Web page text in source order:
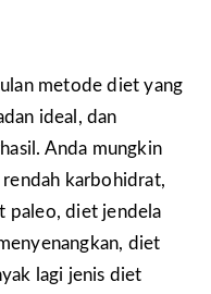
metode diet yang
ideal, dan
Anda mungkin
karbohidrat,
paleo, diet jendela
diet
lagi jenis diet